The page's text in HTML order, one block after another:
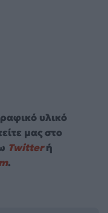
υλικό
μας στο
Twitterή
.